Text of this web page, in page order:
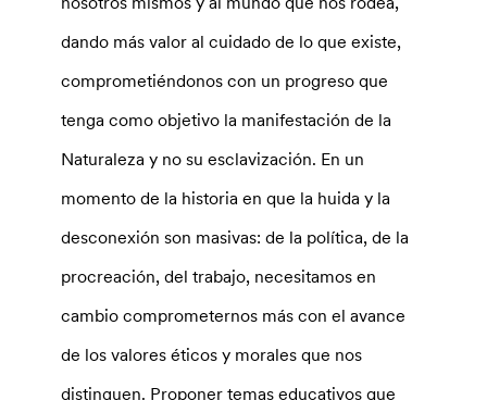
dando más valor al cuidado de lo que existe,
comprometiéndonos con un progreso que
tenga como objetivo la manifestación de la
Naturaleza y no su esclavización. En un
momento de la historia en que la huida y la
desconexión son masivas: de la política, de la
procreación, del trabajo, necesitamos en
cambio comprometernos más con el avance
de los valores éticos y morales que nos
distinguen. Proponer temas educativos que